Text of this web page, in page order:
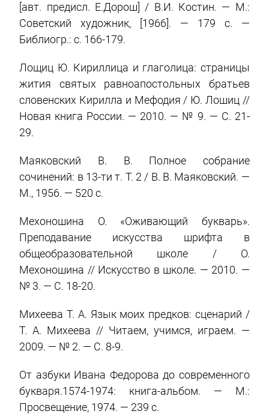
[авт. предисл. Е.Дорош] / В.И. Костин. — М.:
Советский художник, [1966]. — 179 c. —
Библиогр.: с. 166-179.
Лощиц Ю. Кириллица и глаголица: страницы
жития святых равноапостольных братьев
словенских Кирилла и Мефодия / Ю. Лошиц //
Новая книга России. — 2010. — № 9. — С. 21-
29.
Маяковский В. В. Полное собрание
сочинений: в 13-ти т. Т. 2 / В. В. Маяковский. —
М., 1956. — 520 с.
Мехоношина О. «Оживающий букварь».
Преподавание искусства шрифта в
общеобразовательной школе / О.
Мехоношина // Искусство в школе. — 2010. —
№ 3. — С. 18-20.
Михеева Т. А. Язык моих предков: сценарий /
Т. А. Михеева // Читаем, учимся, играем. —
2009. — № 2. — С. 8-9.
От азбуки Ивана Федорова до современного
букваря.1574-1974: книга-альбом. — М.:
Просвещение, 1974. — 239 c.